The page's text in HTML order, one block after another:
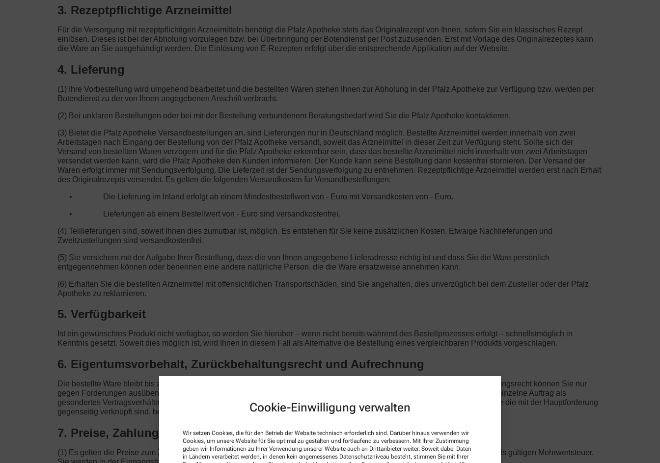
Cookie-Einwilligung verwalten
Wir setzen Cookies, die für den Betrieb der Website technisch erforderlich sind. Darüber hinaus verwenden wir
Cookies, um unsere Website für Sie optimal zu gestalten und fortlaufend zu verbessern. Mit Ihrer Zustimmung
geben wir Informationen zu Ihrer Verwendung unserer Website auch an Drittanbieter weiter. Soweit dabei Daten
in Ländern verarbeitet werden, in denen kein angemessenes Datenschutzniveau besteht, stimmen Sie mit Ihrer
3. Rezeptpflichtige Arzneimittel
Für die Versorgung mit rezeptpflichtigen Arzneimitteln benötigt die Pfalz Apotheke stets das Originalrezept von Ihnen, sofern Sie ein klassisches Rezept
einlösen. Dieses ist bei der Abholung vorzulegen bzw. bei Überbringung per Botendienst per Post zuzusenden. Erst mit Vorlage des Originalrezeptes kann
die Ware an Sie ausgehändigt werden. Die Einlösung von E-Rezepten erfolgt über die entsprechende Applikation auf der Website.
4. Lieferung
(1) Ihre Vorbestellung wird umgehend bearbeitet und die bestellten Waren stehen Ihnen zur Abholung in der Pfalz Apotheke zur Verfügung bzw. werden per
Botendienst zu der von Ihnen angegebenen Anschrift verbracht.
(2) Bei unklaren Bestellungen oder bei mit der Bestellung verbundenem Beratungsbedarf wird Sie die Pfalz Apotheke kontaktieren.
(3) Bietet die Pfalz Apotheke Versandbestellungen an, sind Lieferungen nur in Deutschland möglich. Bestellte Arzneimittel werden innerhalb von zwei
Arbeitstagen nach Eingang der Bestellung von der Pfalz Apotheke versandt, soweit das Arzneimittel in dieser Zeit zur Verfügung steht. Sollte sich der
Versand von bestellten Waren verzögern und für die Pfalz Apotheke erkennbar sein, dass das bestellte Arzneimittel nicht innerhalb von zwei Arbeitstagen
versendet werden kann, wird die Pfalz Apotheke den Kunden informieren. Der Kunde kann seine Bestellung dann kostenfrei stornieren. Der Versand der
Waren erfolgt immer mit Sendungsverfolgung. Die Lieferzeit ist der Sendungsverfolgung zu entnehmen. Rezeptpflichtige Arzneimittel werden erst nach Erhalt
des Originalrezepts versendet. Es gelten die folgenden Versandkosten für Versandbestellungen:
• Die Lieferung im Inland erfolgt ab einem Mindestbestellwert von - Euro mit Versandkosten von - Euro.
• Lieferungen ab einem Bestellwert von - Euro sind versandkostenfrei.
(4) Teillieferungen sind, soweit Ihnen dies zumutbar ist, möglich. Es entstehen für Sie keine zusätzlichen Kosten. Etwaige Nachlieferungen und
Zweitzustellungen sind versandkostenfrei.
(5) Sie versichern mit der Aufgabe Ihrer Bestellung, dass die von Ihnen angegebene Lieferadresse richtig ist und dass Sie die Ware persönlich
entgegennehmen können oder benennen eine andere natürliche Person, die die Ware ersatzweise annehmen kann.
(6) Erhalten Sie die bestellten Arzneimittel mit offensichtlichen Transportschäden, sind Sie angehalten, dies unverzüglich bei dem Zusteller oder der Pfalz
Apotheke zu reklamieren.
5. Verfügbarkeit
Ist ein gewünschtes Produkt nicht verfügbar, so werden Sie hierüber – wenn nicht bereits während des Bestellprozesses erfolgt – schnellstmöglich in
Kenntnis gesetzt. Soweit dies möglich ist, wird Ihnen in diesem Fall als Alternative die Bestellung eines vergleichbaren Produkts vorgeschlagen.
6. Eigentumsvorbehalt, Zurückbehaltungsrecht und Aufrechnung
Die bestellte Ware bleibt bis zur vollständigen Begleichung des Kaufpreises im Eigentum der Pfalz Apotheke. Ein Zurückbehaltungsrecht können Sie nur
gegen Forderungen ausüben, die auf demselben Vertragsverhältnis beruhen. Im Falle laufender Geschäftsbeziehung gilt jeder einzelne Auftrag als
gesondertes Vertragsverhältnis. Nur von der Pfalz Apotheke anerkannte oder rechtskräftig festgestellte Forderungen, oder solche die mit der Hauptforderung
gegenseitig verknüpft sind, berechtigen Sie zur Aufrechnung.
7. Preise, Zahlung
(1) Es gelten die Preise zum Zeitpunkt der Bestellung. Alle Preise sind Endpreise in Euro und verstehen sich inklusive der jeweils gültigen Mehrwertsteuer.